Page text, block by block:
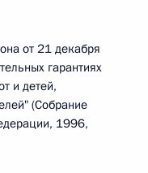
от 21 декабря
гарантиях
и детей,
(Собрание
1996,